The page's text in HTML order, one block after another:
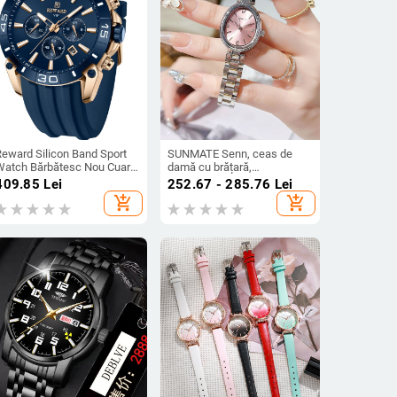
Silicon Band Sport
Bărbătesc Nou Cuarț
Cronograf cu
Lei
add_shopping_cart
SUNMATE Senn, ceas de
damă cu brățară,
personalitate de nișă, curea
ovală din oțel, rotundă,
producători en-gros
252.67 - 285.76 Lei
add_shopping_cart